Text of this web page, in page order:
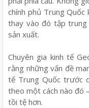
chính phủ Trung Quốc
thay vào đó tập
sản xuất.
Chuyên gia kinh tế
rằng những vấn đề
tế Trung Quốc trước
theo một cách nào đó
tồi tệ hơn.